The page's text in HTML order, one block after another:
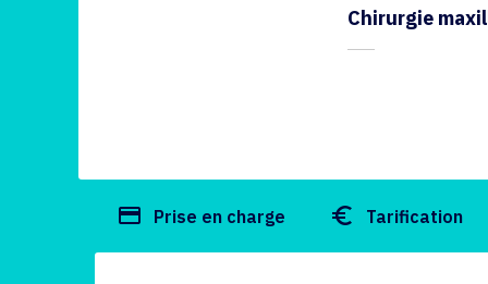
Chirurgie
payment Prise en charge euro_symbol Tarification